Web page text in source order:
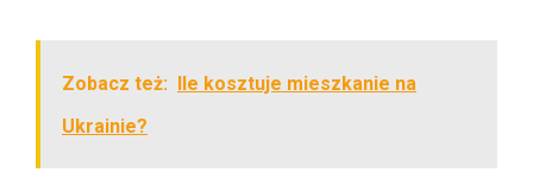
Zobacz też: Ile kosztuje mieszkanie na
Ukrainie?